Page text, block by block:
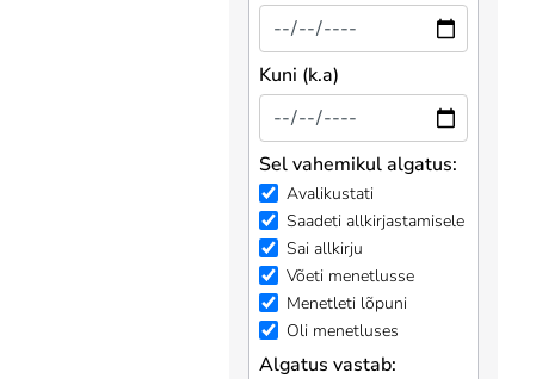
Kuni (k.a)
Sel vahemikul algatus:
Avalikustati
Saadeti allkirjastamisele
Sai allkirju
Võeti menetlusse
Menetleti lõpuni
Oli menetluses
Algatus vastab: